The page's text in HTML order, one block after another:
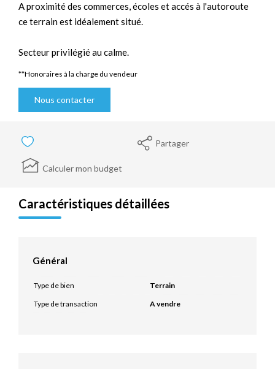
A proximité des commerces, écoles et accés à l'autoroute
ce terrain est idéalement situé.
Secteur privilégié au calme.
**Honoraires à la charge du vendeur
Nous contacter
Partager
Calculer mon budget
Caractéristiques détaillées
Général
Type de bien
Terrain
Type de transaction
A vendre